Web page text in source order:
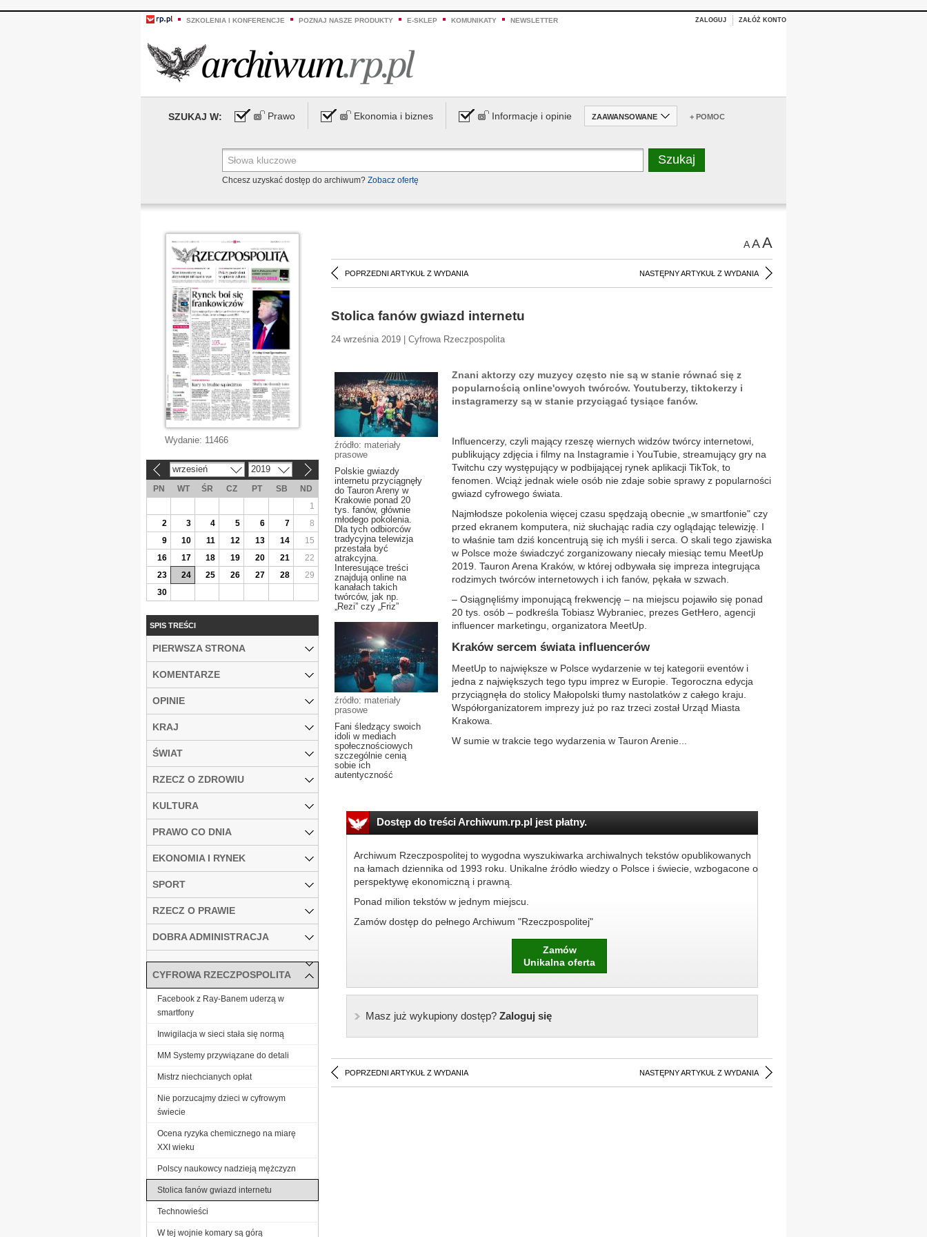
SZKOLENIA I KONFERENCJE POZNAJ NASZE PRODUKTY E-SKLEP KOMUNIKATY NEWSLETTER ZALOGUJ ZAŁÓŻ KONTO
SZUKAJ W: Prawo Ekonomia i biznes Informacje i opinie ZAAWANSOWANE + POMOC
Chcesz uzyskać dostęp do archiwum? Zobacz ofertę
AAA
POPRZEDNI ARTYKUŁ Z WYDANIA NASTĘPNY ARTYKUŁ Z WYDANIA
Stolica fanów gwiazd internetu
24 września 2019 | Cyfrowa Rzeczpospolita
źródło: materiały
prasowe
Polskie gwiazdy
internetu przyciągnęły
do Tauron Areny w
Krakowie ponad 20
tys. fanów, głównie
młodego pokolenia.
Dla tych odbiorców
tradycyjna telewizja
przestała być
atrakcyjna.
Interesujące treści
znajdują online na
kanałach takich
twórców, jak np.
„Rezi” czy „Friz”
źródło: materiały
prasowe
Fani śledzący swoich
idoli w mediach
społecznościowych
szczególnie cenią
sobie ich
autentyczność
Znani aktorzy czy muzycy często nie są w stanie równać się z
popularnością online'owych twórców. Youtuberzy, tiktokerzy i
instagramerzy są w stanie przyciągać tysiące fanów.
Influencerzy, czyli mający rzeszę wiernych widzów twórcy internetowi,
publikujący zdjęcia i filmy na Instagramie i YouTubie, streamujący gry na
Twitchu czy występujący w podbijającej rynek aplikacji TikTok, to
fenomen. Wciąż jednak wiele osób nie zdaje sobie sprawy z popularności
gwiazd cyfrowego świata.
Najmłodsze pokolenia więcej czasu spędzają obecnie „w smartfonie" czy
przed ekranem komputera, niż słuchając radia czy oglądając telewizję. I
to właśnie tam dziś koncentrują się ich myśli i serca. O skali tego zjawiska
w Polsce może świadczyć zorganizowany niecały miesiąc temu MeetUp
2019. Tauron Arena Kraków, w której odbywała się impreza integrująca
rodzimych twórców internetowych i ich fanów, pękała w szwach.
– Osiągnęliśmy imponującą frekwencję – na miejscu pojawiło się ponad
20 tys. osób – podkreśla Tobiasz Wybraniec, prezes GetHero, agencji
influencer marketingu, organizatora MeetUp.
Kraków sercem świata influencerów
MeetUp to największe w Polsce wydarzenie w tej kategorii eventów i
jedna z największych tego typu imprez w Europie. Tegoroczna edycja
przyciągnęła do stolicy Małopolski tłumy nastolatków z całego kraju.
Współorganizatorem imprezy już po raz trzeci został Urząd Miasta
Krakowa.
W sumie w trakcie tego wydarzenia w Tauron Arenie...
Dostęp do treści Archiwum.rp.pl jest płatny.
Archiwum Rzeczpospolitej to wygodna wyszukiwarka archiwalnych tekstów opublikowanych
na łamach dziennika od 1993 roku. Unikalne źródło wiedzy o Polsce i świecie, wzbogacone o
perspektywę ekonomiczną i prawną.
Ponad milion tekstów w jednym miejscu.
Zamów dostęp do pełnego Archiwum "Rzeczpospolitej"
Zamów
Unikalna oferta
Masz już wykupiony dostęp?Zaloguj się
POPRZEDNI ARTYKUŁ Z WYDANIA NASTĘPNY ARTYKUŁ Z WYDANIA
Wydanie: 11466
wrzesień 2019
PN WT ŚR CZ PT SB
ND
1
2
3 4 5 6 7
8
9
10 11 12 13 14
15
16
17 18 19 20 21
22
23
24 25 26 27 28
29
30
SPIS TREŚCI
PIERWSZA STRONA
KOMENTARZE
OPINIE
KRAJ
ŚWIAT
RZECZ O ZDROWIU
KULTURA
PRAWO CO DNIA
EKONOMIA I RYNEK
SPORT
RZECZ O PRAWIE
DOBRA ADMINISTRACJA
CYFROWA RZECZPOSPOLITA
Facebook z Ray-Banem uderzą w
smartfony
Inwigilacja w sieci stała się normą
MM Systemy przywiązane do detali
Mistrz niechcianych opłat
Nie porzucajmy dzieci w cyfrowym
świecie
Ocena ryzyka chemicznego na miarę
XXI wieku
Polscy naukowcy nadzieją mężczyzn
Stolica fanów gwiazd internetu
Technowieści
W tej wojnie komary są górą